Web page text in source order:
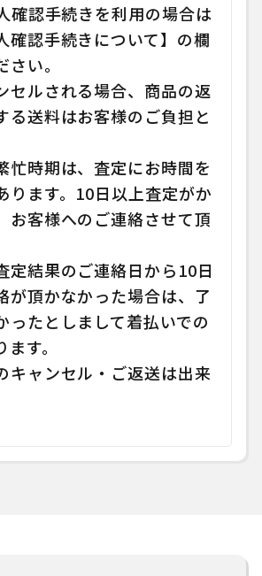
確認手続きを利用の場合は
確認手続きについて】の欄
い。
セルされる場合、商品の返
る送料はお客様のご負担と
忙時期は、査定にお時間を
ります。10日以上査定がか
お客様へのご連絡させて頂
定結果のご連絡日から10日
が頂かなかった場合は、了
ったとしまして着払いでの
す。
キャンセル・ご返送は出来